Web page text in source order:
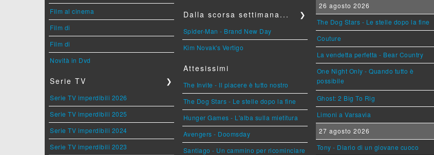
Film al cinema
Film di
Film di
Novità in Dvd
Serie TV ❯
Serie TV imperdibili 2026
Serie TV imperdibili 2025
Serie TV imperdibili 2024
Serie TV imperdibili 2023
Dalla scorsa settimana... ❯
Spider-Man - Brand New Day
Kim Novak's Vertigo
Attesissimi
The Invite - Il piacere è tutto nostro
The Dog Stars - Le stelle dopo la fine
Hunger Games - L'alba sulla mietitura
Avengers - Doomsday
Santiago - Un cammino per ricominciare
26 agosto 2026
The Dog Stars - Le stelle dopo la fine
Couture
La vendetta perfetta - Bear Country
One Night Only - Quando tutto è
possibile
Ghost: 2 Big To Rig
Limoni a Varsavia
27 agosto 2026
Tony - Diario di un giovane cuoco